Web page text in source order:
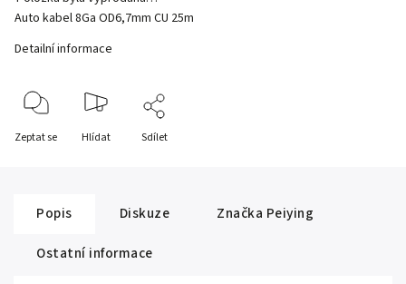
Auto kabel 8Ga OD6,7mm CU 25m
Detailní informace
Zeptat se Hlídat Sdílet
Popis Diskuze Značka Peiying
Ostatní informace